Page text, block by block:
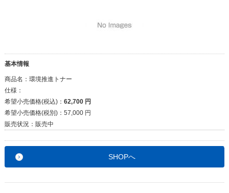
基本情報
商品名： 環境推進トナー
仕様：
希望小売価格(税込)： 62,700 円
希望小売価格(税別)： 57,000 円
販売状況： 販売中
SHOPへ